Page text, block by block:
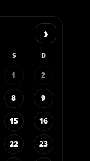
›
S D
1 2
8 9
15 16
22 23